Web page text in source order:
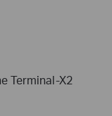
Terminal-X2